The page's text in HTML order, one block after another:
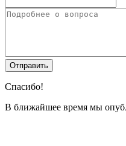
Спасибо!
В ближайшее время мы